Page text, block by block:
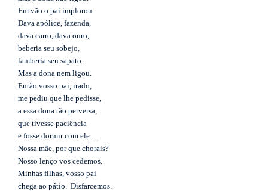
Em vão o pai implorou.
Dava apólice, fazenda,
dava carro, dava ouro,
beberia seu sobejo,
lamberia seu sapato.
Mas a dona nem ligou.
Então vosso pai, irado,
me pediu que lhe pedisse,
a essa dona tão perversa,
que tivesse paciência
e fosse dormir com ele…
Nossa mãe, por que chorais?
Nosso lenço vos cedemos.
Minhas filhas, vosso pai
chega ao pátio. Disfarcemos.